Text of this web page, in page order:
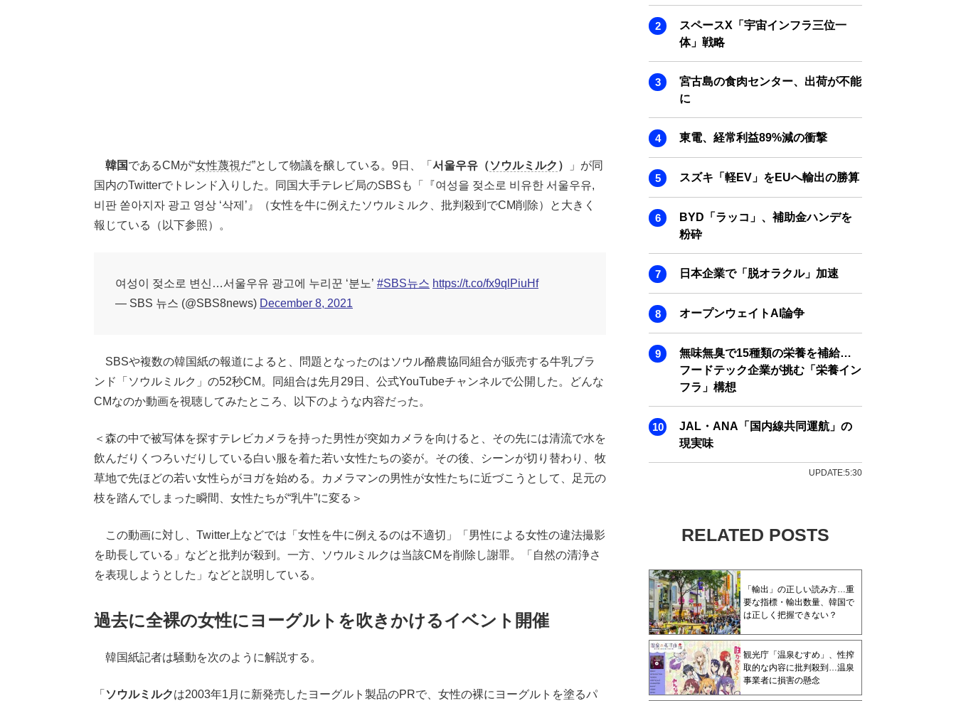
韓国であるCMが“女性蔑視だ”として物議を醸している。9日、「 서울우유（ソウルミルク ）
」が同
国内のTwitterでトレンド入りした。同国大手テレビ局のSBSも「『여성을 젖소로 비유한 서울우유,
비판 쏟아지자 광고 영상 ‘삭제’』（女性を牛に例えたソウルミルク、批判殺到でCM削除）と大きく
報じている（以下参照）。
여성이 젖소로 변신…서울우유 광고에 누리꾼 ‘분노’ #SBS뉴스 https://t.co/fx9qlPiuHf
— SBS 뉴스 (@SBS8news) December 8, 2021
SBSや複数の韓国紙の報道によると、問題となったのはソウル酪農協同組合が販売する牛乳ブラ
ンド「ソウルミルク」の52秒CM。同組合は先月29日、公式YouTubeチャンネルで公開した。どんな
CMなのか動画を視聴してみたところ、以下のような内容だった。
＜森の中で被写体を探すテレビカメラを持った男性が突如カメラを向けると、その先には清流で水を
飲んだりくつろいだりしている白い服を着た若い女性たちの姿が。その後、シーンが切り替わり、牧
草地で先ほどの若い女性らがヨガを始める。カメラマンの男性が女性たちに近づこうとして、足元の
枝を踏んでしまった瞬間、女性たちが“乳牛”に変る＞
この動画に対し、Twitter上などでは「女性を牛に例えるのは不適切」「男性による女性の違法撮影
を助長している」などと批判が殺到。一方、ソウルミルクは当該CMを削除し謝罪。「自然の清浄さ
を表現しようとした」などと説明している。
過去に全裸の女性にヨーグルトを吹きかけるイベント開催
韓国紙記者は騒動を次のように解説する。
「 ソウルミルクは2003年1月に新発売したヨーグルト製品のPRで、女性の裸にヨーグルトを塗るパ
スペースX「宇宙インフラ三位一
体」戦略
宮古島の食肉センター、出荷が不能
に
東電、経常利益89%減の衝撃
スズキ「軽EV」をEUへ輸出の勝算
BYD「ラッコ」、補助金ハンデを
粉砕
日本企業で「脱オラクル」加速
オープンウェイトAI論争
無味無臭で15種類の栄養を補給…
フードテック企業が挑む「栄養イン
フラ」構想
JAL・ANA「国内線共同運航」の
現実味
UPDATE:5:30
RELATED POSTS
「輸出」の正しい読み方…重
要な指標・輸出数量、韓国で
は正しく把握できない？
観光庁「温泉むすめ」、性搾
取的な内容に批判殺到…温泉
事業者に損害の懸念